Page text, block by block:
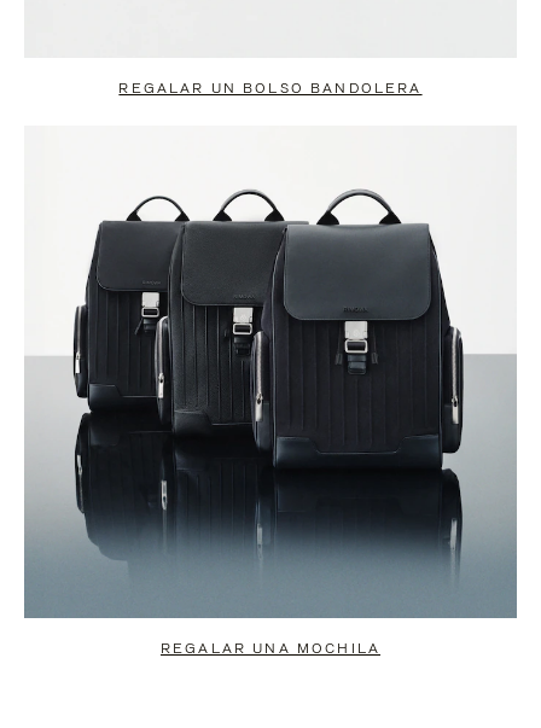
REGALAR UN BOLSO BANDOLERA
REGALAR UNA MOCHILA